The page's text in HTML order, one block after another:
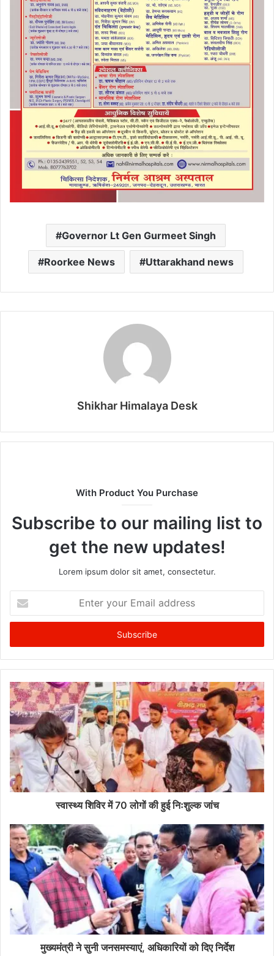
Governor Lt Gen Gurmeet Singh
Roorkee News Uttarakhand news
Shikhar Himalaya Desk
With Product You Purchase
Subscribe to our mailing list to
get the new updates!
Lorem ipsum dolor sit amet, consectetur.
your
Email
स्वास्थ्य शिविर में 70 लोगों की हुई निःशुल्क जांच
मुख्यमंत्री ने सुनी जनसमस्याएं, अधिकारियों को दिए निर्देश